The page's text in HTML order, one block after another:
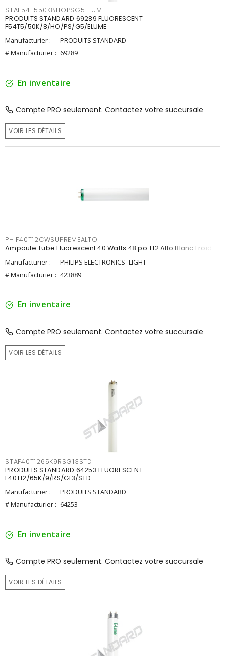
STAF54T550K8HOPSG5ELUME
PRODUITS STANDARD 69289 FLUORESCENT
F54T5/50K/8/HO/PS/G5/ELUME
Manufacturier :
PRODUITS STANDARD
# Manufacturier : 69289
En inventaire
Compte PRO seulement. Contactez votre succursale
VOIR LES DÉTAILS
PHIF40T12CWSUPREMEALTO
Ampoule Tube Fluorescent 40 Watts 48 po T12 Alto Blanc Froid
Manufacturier :
PHILIPS ELECTRONICS -LIGHT
# Manufacturier : 423889
En inventaire
Compte PRO seulement. Contactez votre succursale
VOIR LES DÉTAILS
STAF40T1265K9RSG13STD
PRODUITS STANDARD 64253 FLUORESCENT
F40T12/65K/9/RS/G13/STD
Manufacturier :
PRODUITS STANDARD
# Manufacturier : 64253
En inventaire
Compte PRO seulement. Contactez votre succursale
VOIR LES DÉTAILS